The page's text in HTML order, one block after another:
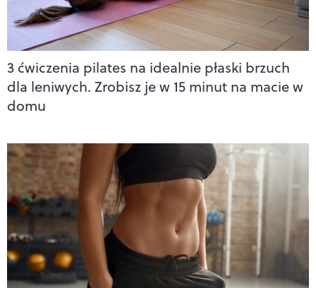
3 ćwiczenia pilates na idealnie płaski brzuch
dla leniwych. Zrobisz je w 15 minut na macie w
domu